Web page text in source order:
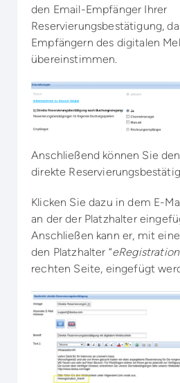
den Email-Empfänger Ihrer
Reservierungsbestätigung,
Empfängern des digitalen
übereinstimmen.
Anschließend können Sie
direkte
Klicken Sie dazu in dem E-
an der der Platzhalter
Anschließen kann er, mit
den Platzhalter “
rechten Seite, eingefügt